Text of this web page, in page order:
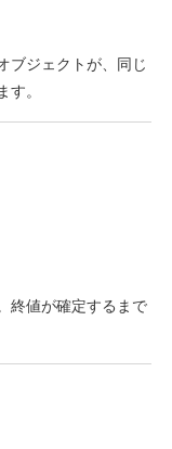
ブジェクトが、同じ
す。
終値が確定するまで